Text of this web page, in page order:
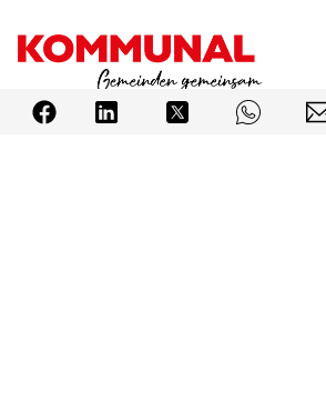
Inhalt